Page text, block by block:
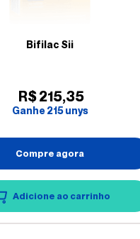
Bifilac Sii
R$215,35
Ganhe215unys
Compre agora
Adicione ao carrinho